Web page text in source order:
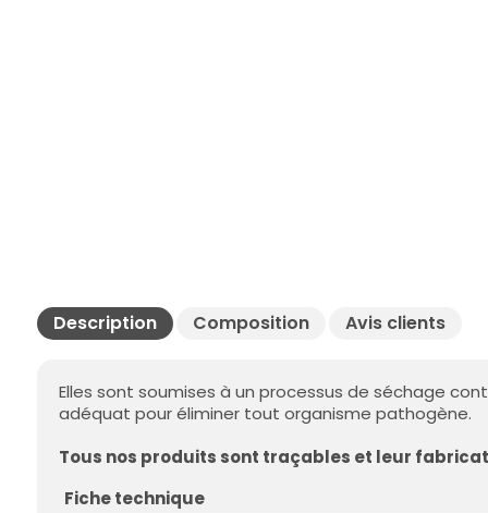
Description Composition Avis clients
Elles sont soumises à un processus de séchage
adéquat pour éliminer tout organisme pathogène.
Tous nos produits sont traçables et leur
Fiche technique